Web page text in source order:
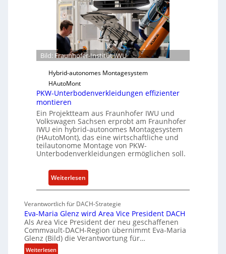
ü
r
o
f
w
r
u
n
d
K
o
e
r
-
I
s
i
t
u
t
e
e
t
w
i
c
k
e
Bild: Fraunhofer-Institut IWU
Hybrid-autonomes Montagesystem
HAutoMont
PKW-Unterbodenverkleidungen effizienter
montieren
Ein Projektteam aus Fraunhofer IWU und
Volkswagen Sachsen erprobt am Fraunhofer
IWU ein hybrid-autonomes Montagesystem
(HAutoMont), das eine wirtschaftliche und
teilautonome Montage von PKW-
Unterbodenverkleidungen ermöglichen soll.
Weiterlesen
P
W
-
U
n
Verantwortlich für DACH-Strategie
Eva-Maria Glenz wird Area Vice President DACH
Als Area Vice President der neu geschaffenen
Commvault-DACH-Region übernimmt Eva-Maria
Glenz (Bild) die Verantwortung für…
Weiterlesen: